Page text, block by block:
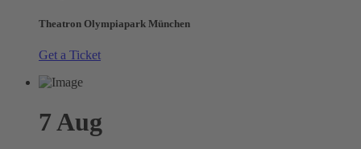
Theatron Olympiapark München
Get a Ticket
7 Aug